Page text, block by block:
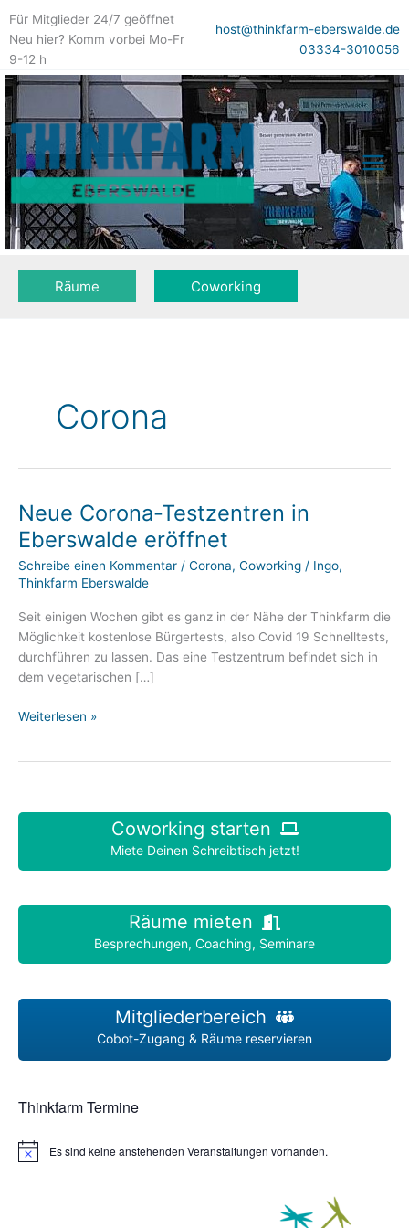
Für Mitglieder 24/7 geöffnet
Neu hier? Komm vorbei Mo-Fr
9-12 h
host@thinkfarm-eberswalde.de
03334-3010056
Räume Coworking
Corona
Neue Corona-Testzentren in
Eberswalde eröffnet
Schreibe einen Kommentar / Corona, Coworking / Ingo,
Thinkfarm Eberswalde
Seit einigen Wochen gibt es ganz in der Nähe der Thinkfarm die
Möglichkeit kostenlose Bürgertests, also Covid 19 Schnelltests,
durchführen zu lassen. Das eine Testzentrum befindet sich in
dem vegetarischen […]
Neue
eröffnet
Weiterlesen »
Coworking starten
Miete Deinen Schreibtisch jetzt!
Räume mieten
Besprechungen, Coaching, Seminare
Mitgliederbereich
Cobot-Zugang & Räume reservieren
Thinkfarm Termine
H
Es sind keine anstehenden Veranstaltungen vorhanden.